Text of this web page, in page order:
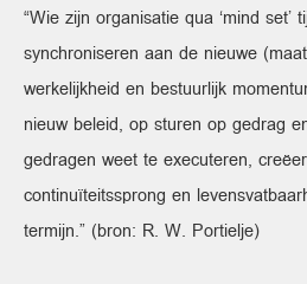
“Wie zijn organisatie qua ‘mind set’
synchroniseren aan de nieuwe
werkelijkheid en bestuurlijk
nieuw beleid, op sturen op gedrag
gedragen weet te executeren,
continuïteitssprong en
termijn.” (bron: R. W. Portielje)